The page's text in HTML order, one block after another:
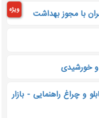
با مجوز بهداشت ویژه
و خورشیدی
و چراغ راهنمایی - بازار